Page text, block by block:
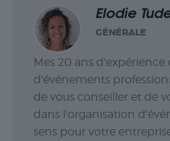
Elodie
GÉNÉRALE
Mes 20 ans
d'événements
de vous conseiller et de
dans l'organisation
sens pour votre